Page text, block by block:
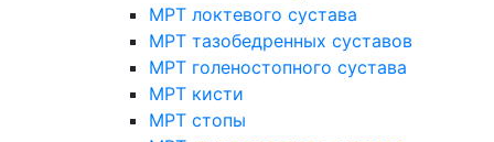
МРТ локтевого сустава
МРТ тазобедренных суставов
МРТ голеностопного сустава
МРТ кисти
МРТ стопы